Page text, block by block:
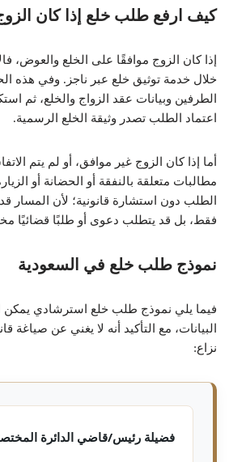
كيف ارفع طلب خلع إذا كان
إذا كان الزوج موافقًا على الخلع والعوض،
خلال خدمة توثيق خلع عبر ناجز. وفي هذه
الطرفين وبيانات عقد الزواج والخلع، ثم
اعتماد الطلب تصدر وثيقة الخلع الرسمية.
أما إذا كان الزوج غير موافق، أو لم يتم
مطالبات متعلقة بالنفقة أو الحضانة أو
الطلب دون استشارة قانونية؛ لأن المسار
فقط، بل قد يتطلب دعوى أو طلبًا قضائيًا
نموذج طلب خلع في السعودية
فيما يلي نموذج طلب خلع استرشادي يمكن
البيانات، مع التأكيد أنه لا يغني عن
نزاع:
فضيلة رئيس/قاضي الدائرة